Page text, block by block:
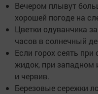
Вечером плывут
хорошей погоде на
Цветки одуванчика
часов в солнечный
Если горох сеять при
жидок, при
и червив.
Березовые сережки